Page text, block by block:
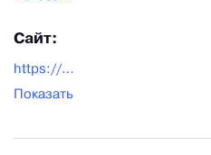
Сайт:
https://platinumlab.ru/
Показать